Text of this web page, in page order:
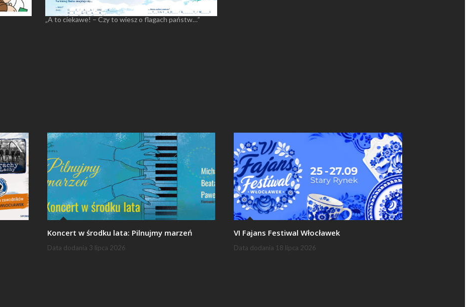
„A to ciekawe! – Czy to wiesz o flagach państw…”
Koncert w środku lata: Pilnujmy marzeń
Data dodania 3 lipca 2026
VI Fajans Festiwal Włocławek
Data dodania 18 lipca 2026